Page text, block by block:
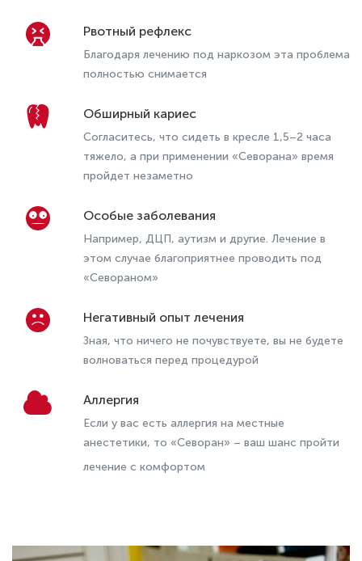
Рвотный рефлекс
Благодаря лечению под наркозом эта проблема
полностью снимается
Обширный кариес
Согласитесь, что сидеть в кресле 1,5–2 часа
тяжело, а при применении «Севорана» время
пройдет незаметно
Особые заболевания
Например, ДЦП, аутизм и другие. Лечение в
этом случае благоприятнее проводить под
«Севораном»
Негативный опыт лечения
Зная, что ничего не почувствуете, вы не будете
волноваться перед процедурой
Аллергия
Если у вас есть аллергия на местные
анестетики, то «Севоран» – ваш шанс пройти
лечение с комфортом